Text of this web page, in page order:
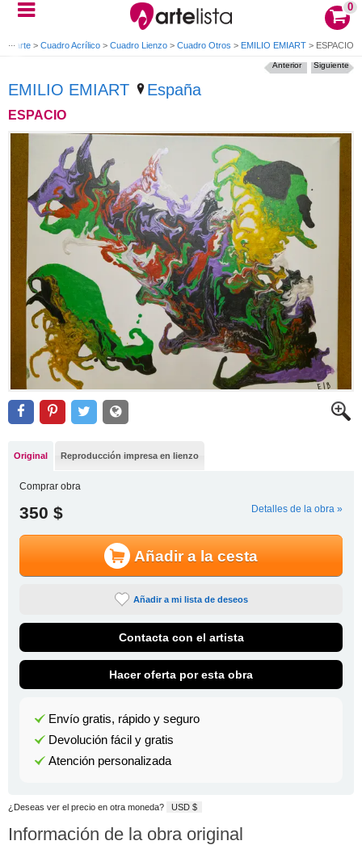
0
de arte > Cuadro Acrílico > Cuadro Lienzo > Cuadro Otros > EMILIO EMIART > ESPACIO
EMILIO EMIART España
ESPACIO
Siguiente
Anterior
Original Reproducción impresa en lienzo
Comprar obra
350 $ Detalles de la obra »
Añadir a la cesta
Añadir a mi lista de deseos
Contacta con el artista
Hacer oferta por esta obra
Envío gratis, rápido y seguro
Devolución fácil y gratis
Atención personalizada
¿Deseas ver el precio en otra moneda? USD $
Información de la obra original